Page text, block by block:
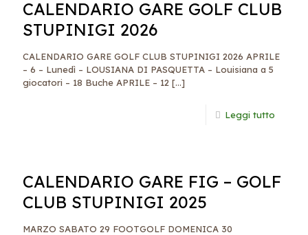
CALENDARIO GARE GOLF CLUB
STUPINIGI 2026
CALENDARIO GARE GOLF CLUB STUPINIGI 2026 APRILE
– 6 – Lunedì – LOUSIANA DI PASQUETTA – Louisiana a 5
giocatori – 18 Buche APRILE – 12 […]
Leggi tutto
CALENDARIO GARE FIG – GOLF
CLUB STUPINIGI 2025
MARZO SABATO 29 FOOTGOLF DOMENICA 30